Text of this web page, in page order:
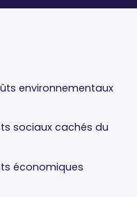
environnementaux
sociaux cachés du
économiques